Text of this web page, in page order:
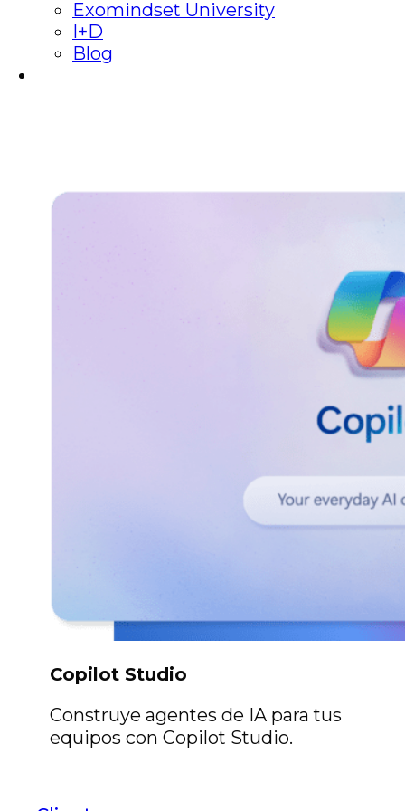
Copilot Studio
Construye agentes de IA para tus
equipos con Copilot Studio.
Exomindset University
I+D
Blog